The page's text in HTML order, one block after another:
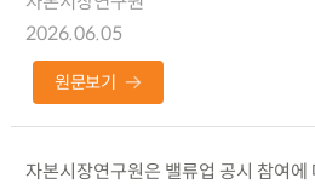
2026.06.05
원문보기
자본시장연구원은 밸류업 공시 참여에